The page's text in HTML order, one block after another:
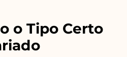
o Tipo Certo